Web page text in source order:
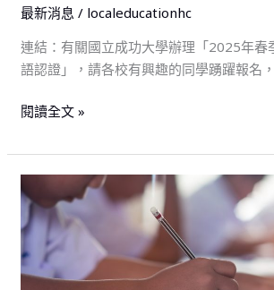
提
前
準
並
勵
所
屬
人
員
踴
最新消息 / localeducationhc
連結：有關國立成功大學辦理「2025年春
語認證」，請各校有興趣的同學踴躍報名
全
台
語
認
證」，
校
有
興
趣
的
閱讀全文 »
送
本
縣
114